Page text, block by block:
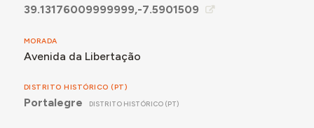
39.13176009999999,-7.5901509
MORADA
Avenida da Libertação
DISTRITO HISTÓRICO (PT)
Portalegre DISTRITO HISTÓRICO (PT)